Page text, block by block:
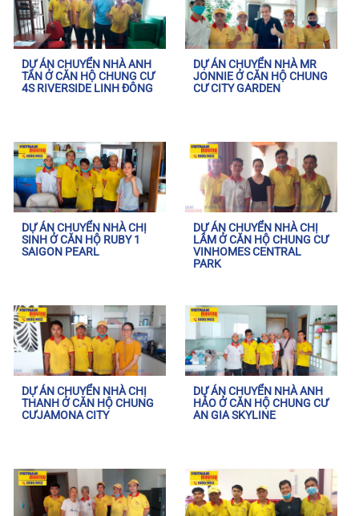
DỰ ÁN CHUYỂN NHÀ ANH
TÂN Ở CĂN HỘ CHUNG CƯ
4S RIVERSIDE LINH ĐÔNG
DỰ ÁN CHUYỂN NHÀ MR
JONNIE Ở CĂN HỘ CHUNG
CƯ CITY GARDEN
DỰ ÁN CHUYỂN NHÀ CHỊ
SINH Ở CĂN HỘ RUBY 1
SAIGON PEARL
DỰ ÁN CHUYỂN NHÀ CHỊ
LÂM Ở CĂN HỘ CHUNG CƯ
VINHOMES CENTRAL
PARK
DỰ ÁN CHUYỂN NHÀ CHỊ
THANH Ở CĂN HỘ CHUNG
CƯJAMONA CITY
DỰ ÁN CHUYỂN NHÀ ANH
HẢO Ở CĂN HỘ CHUNG CƯ
AN GIA SKYLINE